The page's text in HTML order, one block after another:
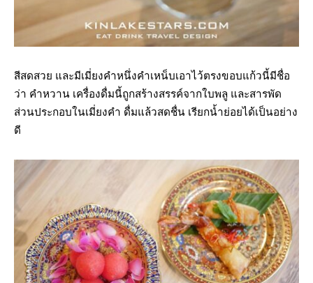
สีสดสวย และมีเมี่ยงคำหนึ่งคำเหน็บเอาไว้ตรงขอบแก้วนี้มีชื่อ
ว่า คำหวาน เครื่องดื่มนี้ถูกสร้างสรรค์จากใบพลู และสารพัด
ส่วนประกอบในเมี่ยงคำ ดื่มแล้วสดชื่น เรียกน้ำย่อยได้เป็นอย่าง
ดี